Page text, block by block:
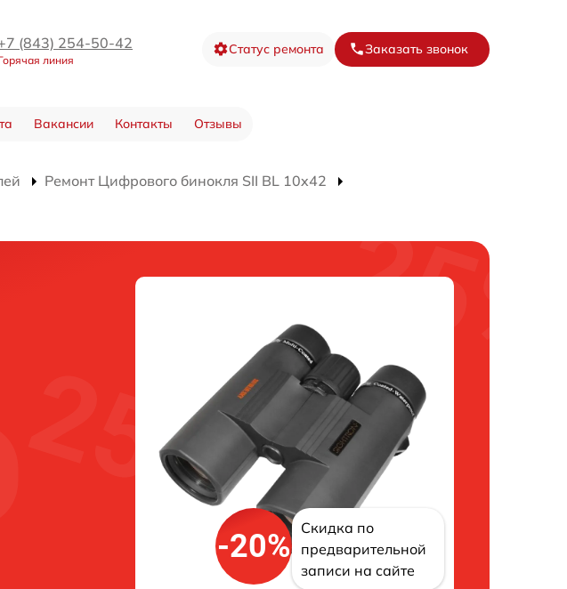
(843) 254-50-42
линия
Статус ремонта Заказать звонок
Вакансии Контакты Отзывы
Ремонт Цифрового бинокля SII BL 10x42
-20%
Скидка по
предварительной
записи на сайте